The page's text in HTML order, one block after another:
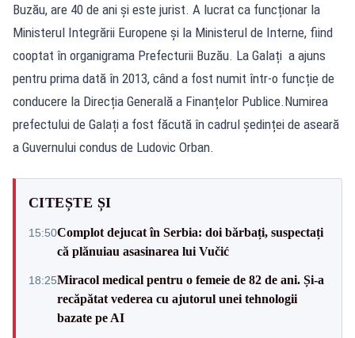
Buzău, are 40 de ani și este jurist. A lucrat ca funcționar la
Ministerul Integrării Europene și la Ministerul de Interne, fiind
cooptat în organigrama Prefecturii Buzău. La Galați a ajuns
pentru prima dată în 2013, când a fost numit într-o funcție de
conducere la Direcția Generală a Finanțelor Publice.Numirea
prefectului de Galați a fost făcută în cadrul ședinței de aseară
a Guvernului condus de Ludovic Orban.
CITEȘTE ȘI
15:50Complot dejucat în Serbia: doi bărbați, suspectați
că plănuiau asasinarea lui Vučić
18:25Miracol medical pentru o femeie de 82 de ani. Și-a
recăpătat vederea cu ajutorul unei tehnologii
bazate pe AI